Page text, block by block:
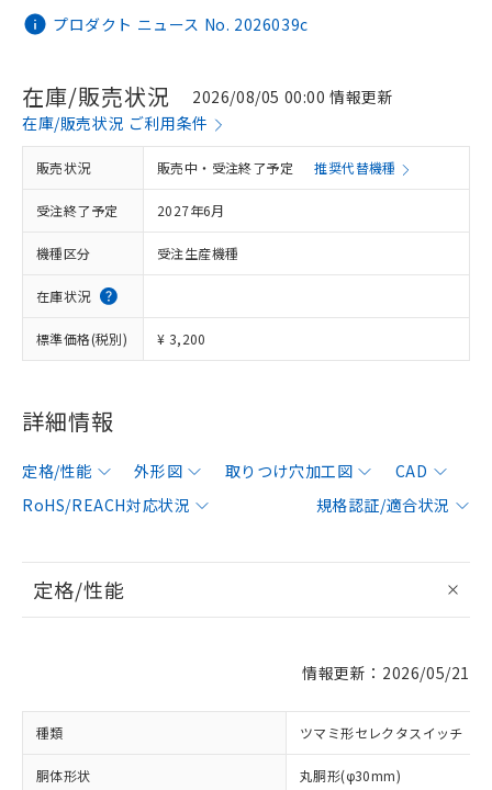
プロダクト ニュース No. 2026039c
在庫/販売状況
2026/08/05 00:00 情報更新
在庫/販売状況 ご利用条件
販売状況 販売中・受注終了予定 推奨代替機種
受注終了予定 2027年6月
機種区分 受注生産機種
在庫状況
標準価格(税別) ¥ 3,200
詳細情報
定格/性能 外形図 取りつけ穴加工図
CAD
RoHS/REACH対応状況
規格認証/適合状況
定格/性能
情報更新：2026/05/21
種類 ツマミ形セレクタスイッチ
胴体形状 丸胴形(φ30mm)